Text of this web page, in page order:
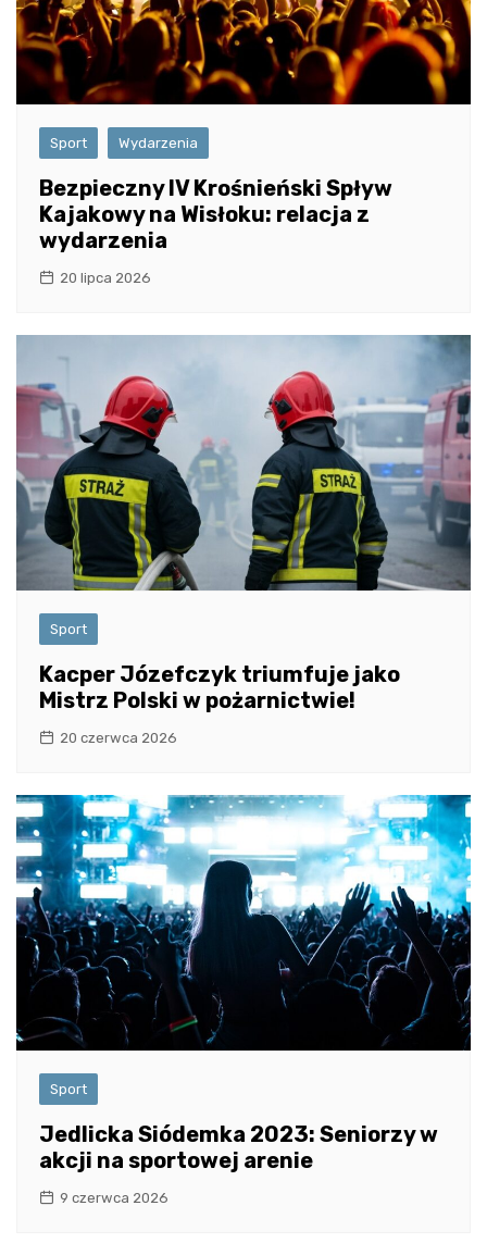
Sport Wydarzenia
Bezpieczny IV Krośnieński Spływ
Kajakowy na Wisłoku: relacja z
wydarzenia
20 lipca 2026
Sport
Kacper Józefczyk triumfuje jako
Mistrz Polski w pożarnictwie!
20 czerwca 2026
Sport
Jedlicka Siódemka 2023: Seniorzy w
akcji na sportowej arenie
9 czerwca 2026